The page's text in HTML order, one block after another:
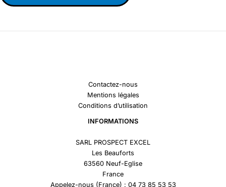
Contactez-nous
Mentions légales
Conditions d’utilisation
INFORMATIONS
SARL PROSPECT EXCEL
Les Beauforts
63560 Neuf-Eglise
France
Appelez-nous (France) : 04 73 85 53 53